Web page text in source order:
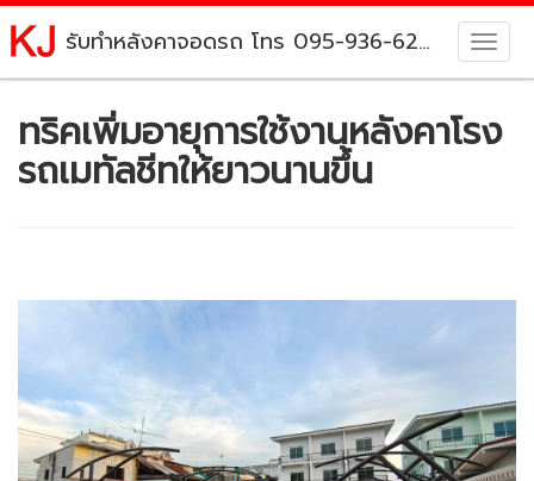
รับทำหลังคาจอดรถ โทร 095-936-6215
ทริคเพิ่มอายุการใช้งานหลังคาโรง
รถเมทัลชีทให้ยาวนานขึ้น